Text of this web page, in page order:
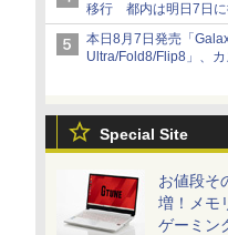
移行 都内は明日7日に
本日8月7日発売「
Ultra/Fold8/Flip8」、
Special Site
お値段そ
増！メモ
ゲーミン